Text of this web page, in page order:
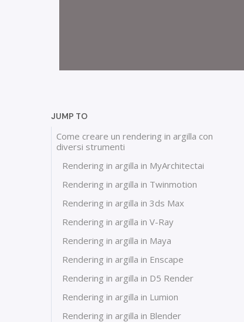
JUMP TO
Come creare un rendering in argilla con
diversi strumenti
Rendering in argilla in MyArchitectai
Rendering in argilla in Twinmotion
Rendering in argilla in 3ds Max
Rendering in argilla in V-Ray
Rendering in argilla in Maya
Rendering in argilla in Enscape
Rendering in argilla in D5 Render
Rendering in argilla in Lumion
Rendering in argilla in Blender